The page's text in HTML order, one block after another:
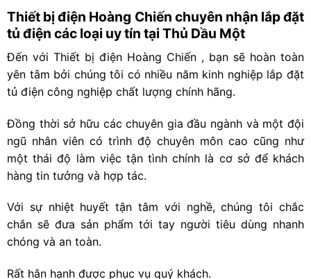
Thiết bị điện Hoàng Chiến chuyên nhận lắp đặt
tủ điện các loại uy tín tại Thủ Dầu Một
Đến với Thiết bị điện Hoàng Chiến , bạn sẽ hoàn toàn
yên tâm bởi chúng tôi có nhiều năm kinh nghiệp lắp đặt
tủ điện công nghiệp chất lượng chính hãng.
Đồng thời sở hữu các chuyên gia đầu ngành và một đội
ngũ nhân viên có trình độ chuyên môn cao cũng như
một thái độ làm việc tận tình chính là cơ sở để khách
hàng tin tưởng và hợp tác.
Với sự nhiệt huyết tận tâm với nghề, chúng tôi chắc
chắn sẽ đưa sản phẩm tới tay người tiêu dùng nhanh
chóng và an toàn.
Rất hân hạnh được phục vụ quý khách.